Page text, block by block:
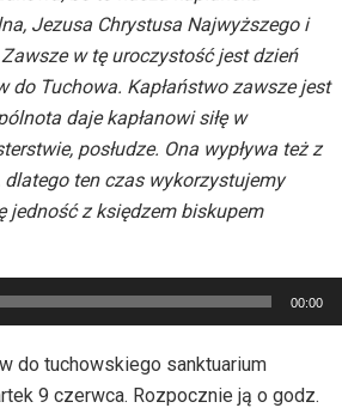
Jezusa Chrystusa Najwyższego i
Zawsze w tę uroczystość jest dzień
do Tuchowa. Kapłaństwo zawsze jest
daje kapłanowi siłę w
posłudze. Ona wypływa też z
ten czas wykorzystujemy
jedność z księdzem biskupem
00:00
do tuchowskiego sanktuarium
9 czerwca. Rozpocznie ją o godz.